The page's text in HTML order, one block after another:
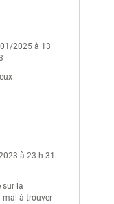
2025 à 13
à 23 h 31
sur la
mal à trouver